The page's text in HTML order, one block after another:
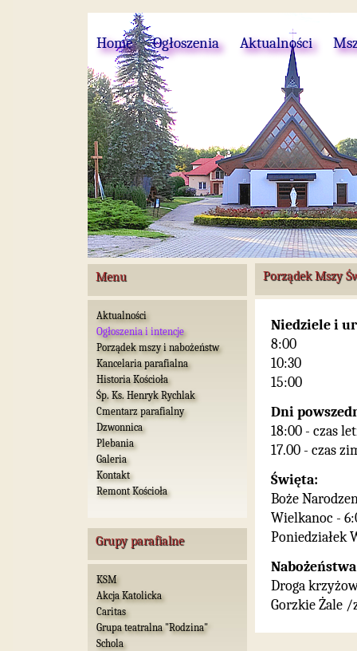
Home Ogłoszenia Aktualności
Porządek Mszy
Niedziele i
8:00
10:30
15:00
Dni
18:00 - czas
17.00 - czas
Święta:
Boże
Wielkanoc -
Poniedziałek
Droga
Gorzkie Żale /
Menu
Aktualności
Ogłoszenia i intencje
Porządek mszy i nabożeństw
Kancelaria parafialna
Historia Kościoła
Śp. Ks. Henryk Rychlak
Cmentarz parafialny
Dzwonnica
Plebania
Galeria
Kontakt
Remont Kościoła
Grupy parafialne
KSM
Akcja Katolicka
Caritas
Grupa teatralna "Rodzina"
Schola